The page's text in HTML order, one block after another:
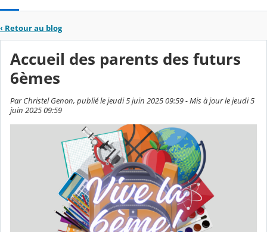
‹ Retour au blog
Accueil des parents des futurs
6èmes
Par Christel Genon, publié le jeudi 5 juin 2025 09:59 - Mis à jour le jeudi 5
juin 2025 09:59